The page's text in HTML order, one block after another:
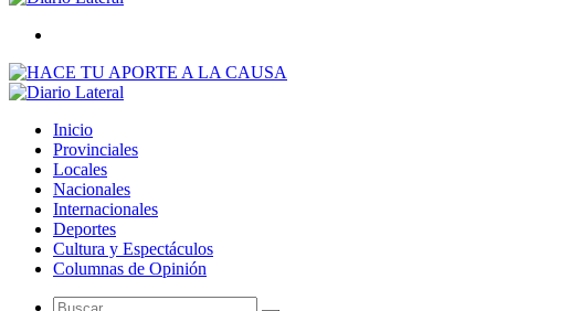
Inicio
Provinciales
Locales
Nacionales
Internacionales
Deportes
Cultura y Espectáculos
Columnas de Opinión